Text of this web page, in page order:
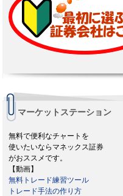
マーケットステーション
無料で便利なチャートを
使いたいならマネックス証券
がおススメです。
【動画】
無料トレード練習ツール
トレード手法の作り方